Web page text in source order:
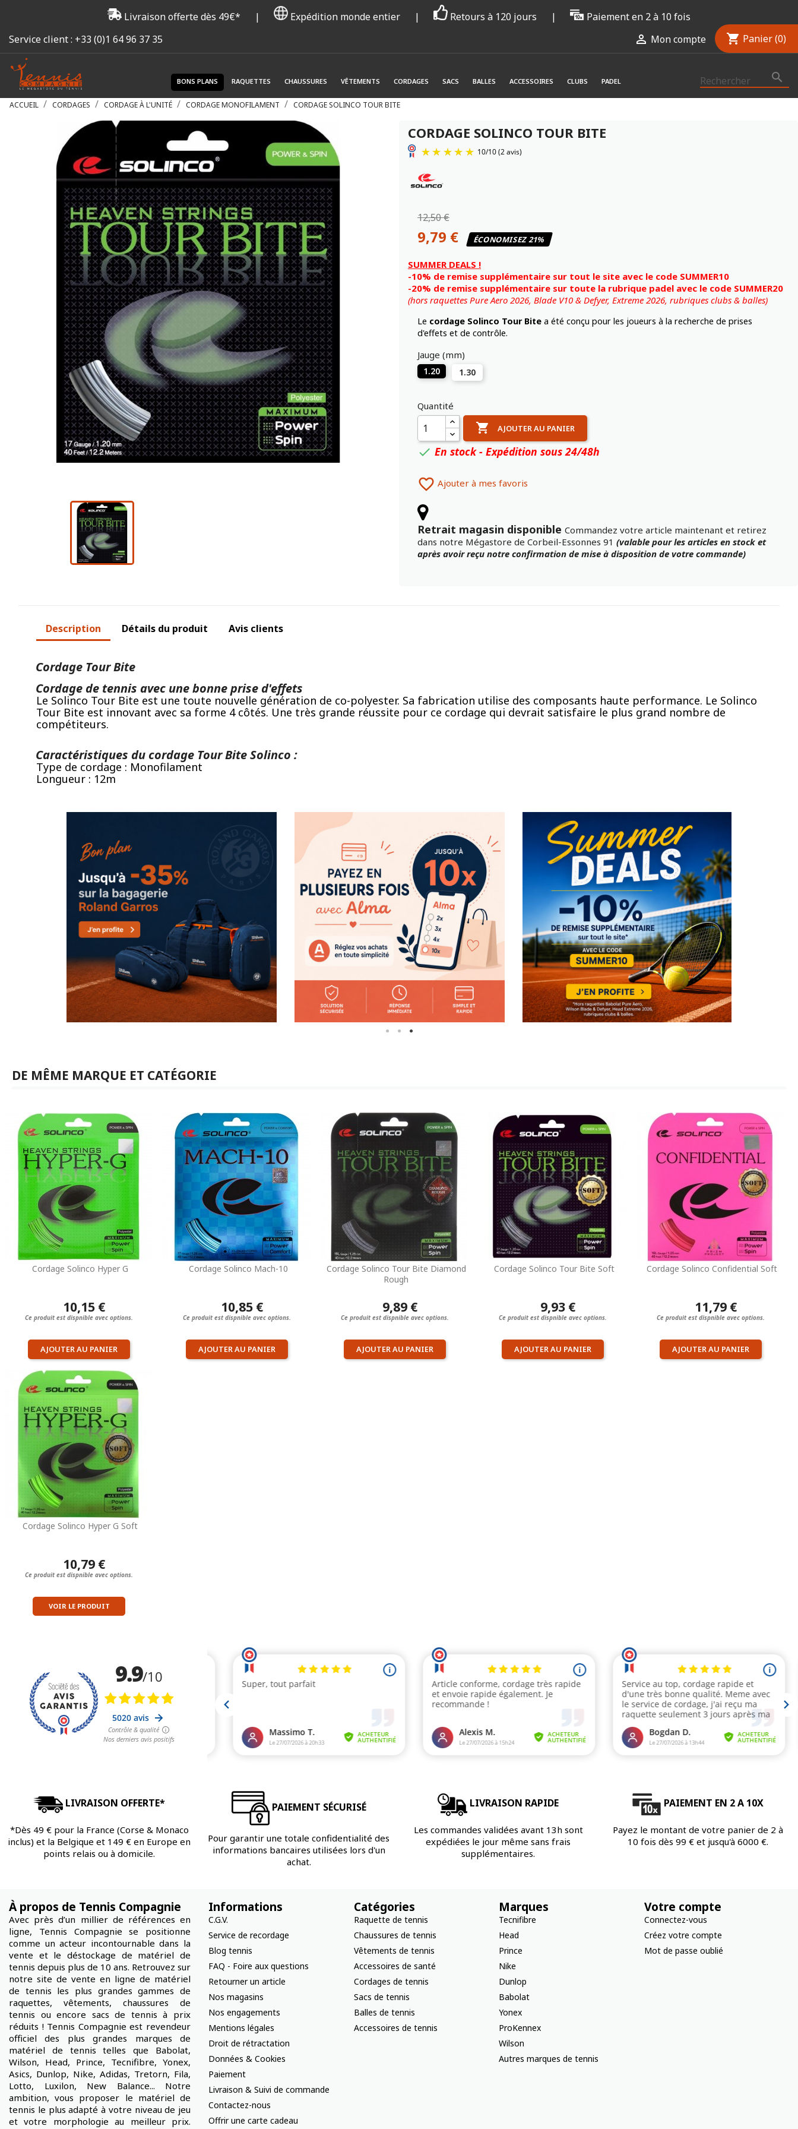
Livraison offerte dès 49€* | Expédition monde entier | Retours à 120 jours |
Paiement en 2 à 10 fois
Service client : +33 (0)1 64 96 37 35  Mon compte shopping_cart Panier (0)

BONS PLANS RAQUETTES CHAUSSURES VÊTEMENTS CORDAGES SACS BALLES ACCESSOIRES CLUBS PADEL
ACCUEIL CORDAGES CORDAGE À L'UNITÉ CORDAGE MONOFILAMENT CORDAGE SOLINCO TOUR BITE
CORDAGE SOLINCO TOUR BITE
12,50 €
9,79 € ÉCONOMISEZ 21%
SUMMER DEALS !
-10% de remise supplémentaire sur tout le site avec le code SUMMER10
-20% de remise supplémentaire sur toute la rubrique padel avec le code SUMMER20
(hors raquettes Pure Aero 2026, Blade V10 & Defyer, Extreme 2026, rubriques clubs & balles)
Le cordage Solinco Tour Bite a été conçu pour les joueurs à la recherche de prises
d'effets et de contrôle.
Jauge (mm)
1.20 1.30
Quantité
 AJOUTER AU PANIER
 En stock - Expédition sous 24/48h
 Ajouter à mes favoris
Retrait magasin disponible Commandez votre article maintenant et retirez
dans notre Mégastore de Corbeil-Essonnes 91 (valable pour les articles en stock et
après avoir reçu notre confirmation de mise à disposition de votre commande)
Description Détails du produit Avis clients
Cordage Tour Bite
Cordage de tennis avec une bonne prise d'effets
Le Solinco Tour Bite est une toute nouvelle génération de co-polyester. Sa fabrication utilise des composants haute performance. Le Solinco
Tour Bite est innovant avec sa forme 4 côtés. Une très grande réussite pour ce cordage qui devrait satisfaire le plus grand nombre de
compétiteurs.
Caractéristiques du cordage Tour Bite Solinco :
Type de cordage : Monofilament
Longueur : 12m
DE MÊME MARQUE ET CATÉGORIE
Cordage Solinco Hyper G
10,15 €
Ce produit est dispnible avec options.
AJOUTER AU PANIER
Cordage Solinco Mach-10
10,85 €
Ce produit est dispnible avec options.
AJOUTER AU PANIER
Cordage Solinco Tour Bite Diamond
Rough
9,89 €
Ce produit est dispnible avec options.
AJOUTER AU PANIER
Cordage Solinco Tour Bite Soft
9,93 €
Ce produit est dispnible avec options.
AJOUTER AU PANIER
Cordage Solinco Confidential Soft
11,79 €
Ce produit est dispnible avec options.
AJOUTER AU PANIER
Cordage Solinco Hyper G Soft
10,79 €
Ce produit est dispnible avec options.
VOIR LE PRODUIT
LIVRAISON OFFERTE*
*Dès 49 € pour la France (Corse & Monaco
inclus) et la Belgique et 149 € en Europe en
points relais ou à domicile.
PAIEMENT SÉCURISÉ
Pour garantir une totale confidentialité des
informations bancaires utilisées lors d'un
achat.
LIVRAISON RAPIDE
Les commandes validées avant 13h sont
expédiées le jour même sans frais
supplémentaires.
PAIEMENT EN 2 A 10X
Payez le montant de votre panier de 2 à
10 fois dès 99 € et jusqu'à 6000 €.
À propos de Tennis Compagnie
Avec près d’un millier de références en
ligne, Tennis Compagnie se positionne
comme un acteur incontournable dans la
vente et le déstockage de matériel de
tennis depuis plus de 10 ans. Retrouvez sur
notre site de vente en ligne de matériel
de tennis les plus grandes gammes de
raquettes, vêtements, chaussures de
tennis ou encore sacs de tennis à prix
réduits ! Tennis Compagnie est revendeur
officiel des plus grandes marques de
matériel de tennis telles que Babolat,
Wilson, Head, Prince, Tecnifibre, Yonex,
Asics, Dunlop, Nike, Adidas, Tretorn, Fila,
Lotto, Luxilon, New Balance... Notre
ambition, vous proposer le matériel de
tennis le plus adapté à votre niveau de jeu
et votre morphologie au meilleur prix.
Informations
C.G.V.
Service de recordage
Blog tennis
FAQ - Foire aux questions
Retourner un article
Nos magasins
Nos engagements
Mentions légales
Droit de rétractation
Données & Cookies
Paiement
Livraison & Suivi de commande
Contactez-nous
Offrir une carte cadeau
Catégories
Raquette de tennis
Chaussures de tennis
Vêtements de tennis
Accessoires de santé
Cordages de tennis
Sacs de tennis
Balles de tennis
Accessoires de tennis
Marques
Tecnifibre
Head
Prince
Nike
Dunlop
Babolat
Yonex
ProKennex
Wilson
Autres marques de tennis
Votre compte
Connectez-vous
Créez votre compte
Mot de passe oublié